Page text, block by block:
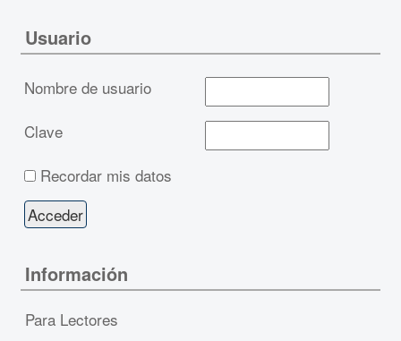
Usuario
Nombre de usuario
Clave
Recordar mis datos
Información
Para Lectores